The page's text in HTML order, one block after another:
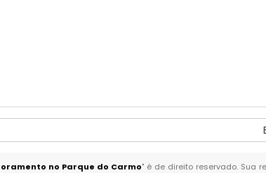
no Parque do Carmo" é de direito reservado. Sua